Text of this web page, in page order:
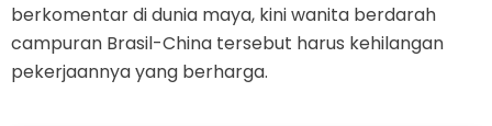
berkomentar di dunia maya, kini wanita berdarah
campuran Brasil-China tersebut harus kehilangan
pekerjaannya yang berharga.